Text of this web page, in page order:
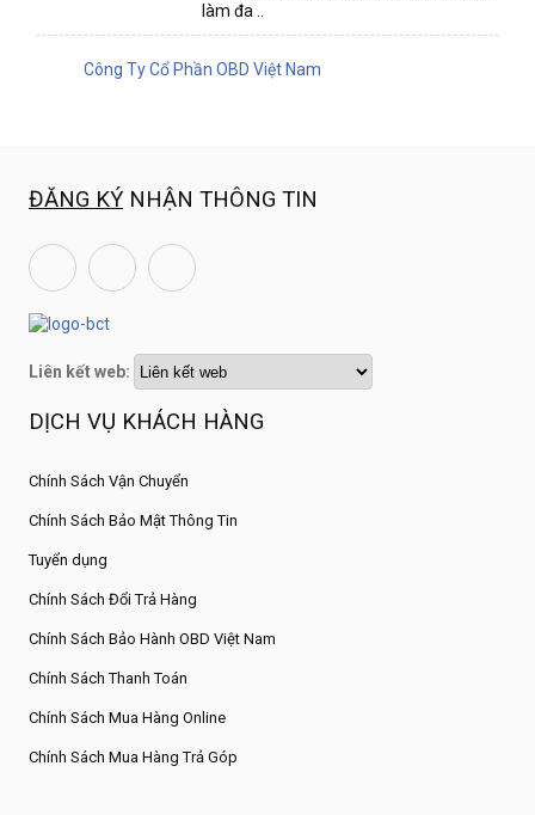
làm đa ..
Công Ty Cổ Phần OBD Việt Nam
ĐĂNG KÝ NHẬN THÔNG TIN
Liên kết web:
DỊCH VỤ KHÁCH HÀNG
Chính Sách Vận Chuyển
Chính Sách Bảo Mật Thông Tin
Tuyển dụng
Chính Sách Đổi Trả Hàng
Chính Sách Bảo Hành OBD Việt Nam
Chính Sách Thanh Toán
Chính Sách Mua Hàng Online
Chính Sách Mua Hàng Trả Góp